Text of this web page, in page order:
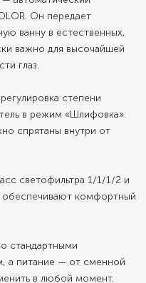
Он передает
ванну в естественных,
важно для высочайшей
глаз.
степени
в режим «Шлифовка».
спрятаны внутри от
светофильтра 1/1/1/2 и
комфортный
стандартными
а питание — от сменной
в любой момент.